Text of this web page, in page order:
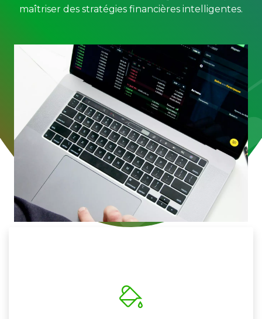
maîtriser des stratégies financières intelligentes.